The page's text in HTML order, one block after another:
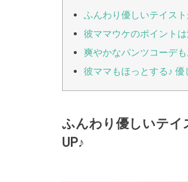
ふんわり優しいテイス
彼ママウケのポイント
爽やかなパンツコーデ
彼ママもほっとする♪
ふんわり優しいテイ
UP♪